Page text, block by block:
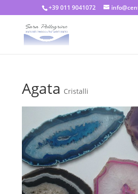
+39 011 9041072
Agata Cristalli